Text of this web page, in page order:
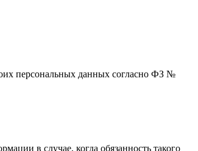
персональных данных согласно ФЗ №
в случае, когда обязанность такого